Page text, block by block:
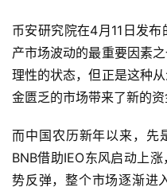
币安研究院在4月11日发
产市场波动的最重要因素
理性的状态，但正是这种
金匮乏的市场带来了新的资
而中国农历新年以来，先
BNB借助IEO东风启动上
势反弹，整个市场逐渐进